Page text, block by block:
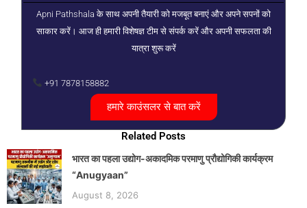
Apni Pathshala के साथ अपनी तैयारी को मजबूत बनाएं और अपने सपनों को
साकार करें। आज ही हमारी विशेषज्ञ टीम से संपर्क करें और अपनी सफलता की
यात्रा शुरू करें
+91 7878158882
हमारे काउंसलर से बात करें
Related Posts
भारत का पहला उद्योग-अकादमिक परमाणु प्रौद्योगिकी कार्यक्रम
“Anugyaan”
August 8, 2026